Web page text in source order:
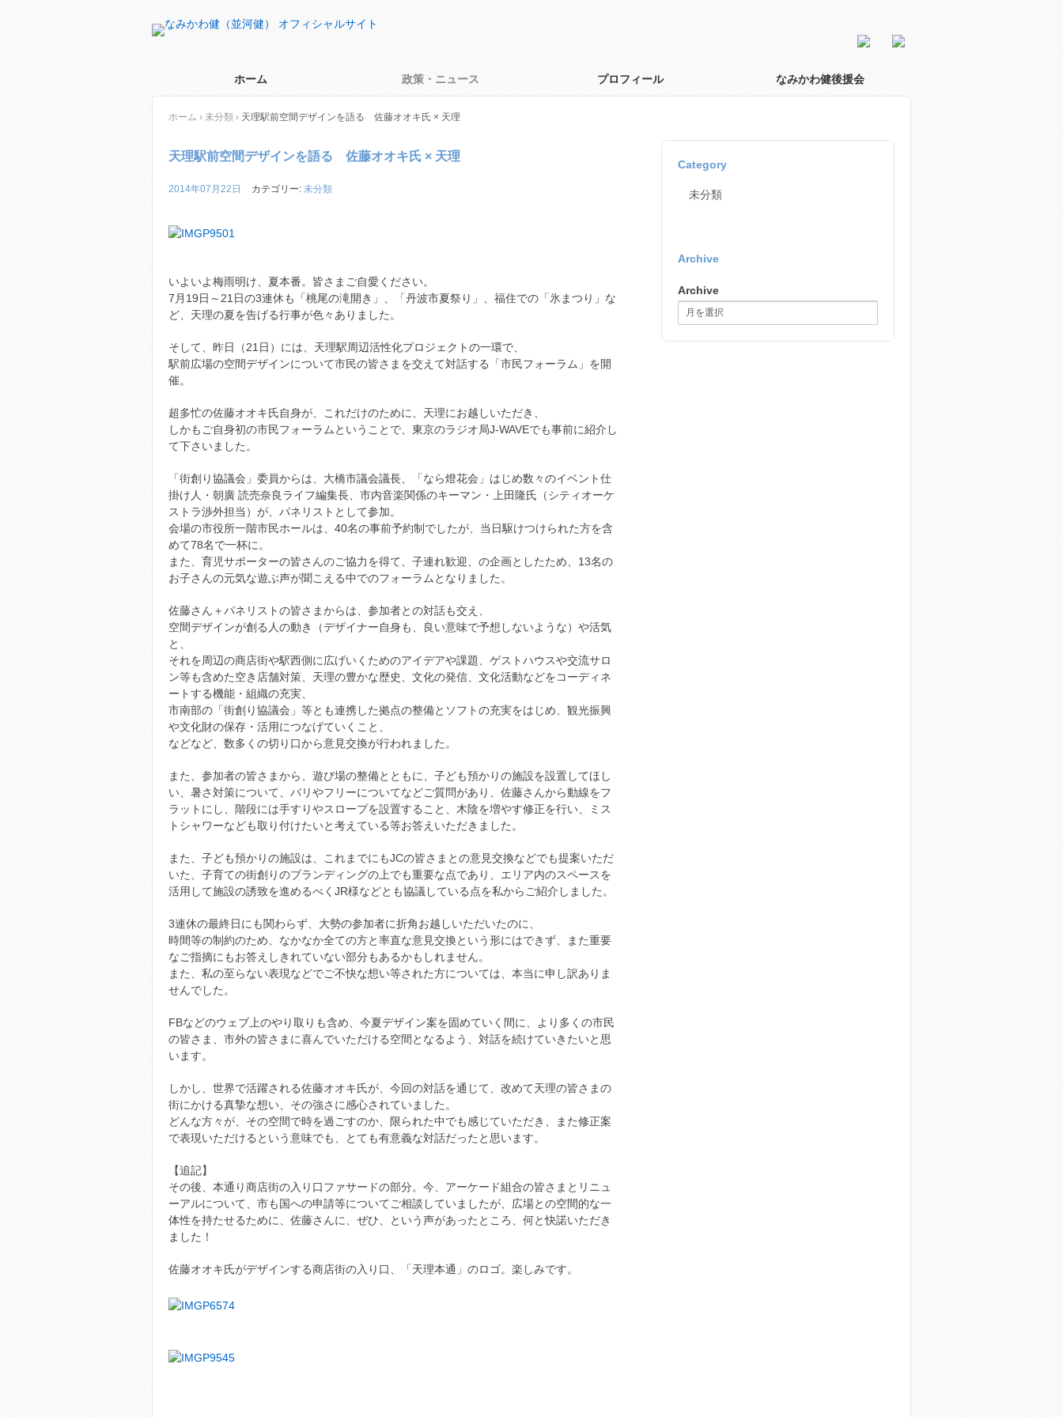
ホーム 政策・ニュース プロフィール なみかわ健後援会
ホーム › 未分類 › 天理駅前空間デザインを語る 佐藤オオキ氏 × 天理
天理駅前空間デザインを語る 佐藤オオキ氏 × 天理
2014年07月22日 カテゴリー: 未分類
いよいよ梅雨明け、夏本番。皆さまご自愛ください。
7月19日～21日の3連休も「桃尾の滝開き」、「丹波市夏祭り」、福住での「氷まつり」な
ど、天理の夏を告げる行事が色々ありました。
そして、昨日（21日）には、天理駅周辺活性化プロジェクトの一環で、
駅前広場の空間デザインについて市民の皆さまを交えて対話する「市民フォーラム」を開
催。
超多忙の佐藤オオキ氏自身が、これだけのために、天理にお越しいただき、
しかもご自身初の市民フォーラムということで、東京のラジオ局J-WAVEでも事前に紹介し
て下さいました。
「街創り協議会」委員からは、大橋市議会議長、「なら燈花会」はじめ数々のイベント仕
掛け人・朝廣 読売奈良ライフ編集長、市内音楽関係のキーマン・上田隆氏（シティオーケ
ストラ渉外担当）が、パネリストとして参加。
会場の市役所一階市民ホールは、40名の事前予約制でしたが、当日駆けつけられた方を含
めて78名で一杯に。
また、育児サポーターの皆さんのご協力を得て、子連れ歓迎、の企画としたため、13名の
お子さんの元気な遊ぶ声が聞こえる中でのフォーラムとなりました。
佐藤さん＋パネリストの皆さまからは、参加者との対話も交え、
空間デザインが創る人の動き（デザイナー自身も、良い意味で予想しないような）や活気
と、
それを周辺の商店街や駅西側に広げいくためのアイデアや課題、ゲストハウスや交流サロ
ン等も含めた空き店舗対策、天理の豊かな歴史、文化の発信、文化活動などをコーディネ
ートする機能・組織の充実、
市南部の「街創り協議会」等とも連携した拠点の整備とソフトの充実をはじめ、観光振興
や文化財の保存・活用につなげていくこと、
などなど、数多くの切り口から意見交換が行われました。
また、参加者の皆さまから、遊び場の整備とともに、子ども預かりの施設を設置してほし
い、暑さ対策について、バリやフリーについてなどご質問があり、佐藤さんから動線をフ
ラットにし、階段には手すりやスロープを設置すること、木陰を増やす修正を行い、ミス
トシャワーなども取り付けたいと考えている等お答えいただきました。
また、子ども預かりの施設は、これまでにもJCの皆さまとの意見交換などでも提案いただ
いた、子育ての街創りのブランディングの上でも重要な点であり、エリア内のスペースを
活用して施設の誘致を進めるべくJR様などとも協議している点を私からご紹介しました。
3連休の最終日にも関わらず、大勢の参加者に折角お越しいただいたのに、
時間等の制約のため、なかなか全ての方と率直な意見交換という形にはできず、また重要
なご指摘にもお答えしきれていない部分もあるかもしれません。
また、私の至らない表現などでご不快な想い等された方については、本当に申し訳ありま
せんでした。
FBなどのウェブ上のやり取りも含め、今夏デザイン案を固めていく間に、より多くの市民
の皆さま、市外の皆さまに喜んでいただける空間となるよう、対話を続けていきたいと思
います。
しかし、世界で活躍される佐藤オオキ氏が、今回の対話を通じて、改めて天理の皆さまの
街にかける真摯な想い、その強さに感心されていました。
どんな方々が、その空間で時を過ごすのか、限られた中でも感じていただき、また修正案
で表現いただけるという意味でも、とても有意義な対話だったと思います。
【追記】
その後、本通り商店街の入り口ファサードの部分。今、アーケード組合の皆さまとリニュ
ーアルについて、市も国への申請等についてご相談していましたが、広場との空間的な一
体性を持たせるために、佐藤さんに、ぜひ、という声があったところ、何と快諾いただき
ました！
佐藤オオキ氏がデザインする商店街の入り口、「天理本通」のロゴ。楽しみです。
Category
未分類
Archive
Archive